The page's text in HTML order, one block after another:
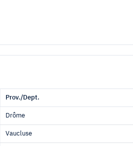
Prov./Dept.
Prov./Dept.
Drôme
Vaucluse